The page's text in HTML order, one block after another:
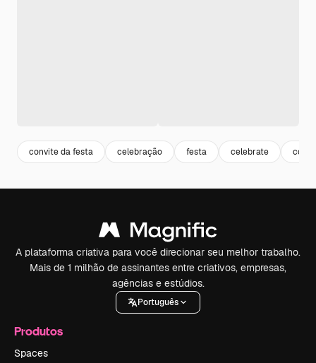
convite da festa celebração festa celebrate
A plataforma criativa para você direcionar seu melhor trabalho.
Mais de 1 milhão de assinantes entre criativos, empresas,
agências e estúdios.
Português
Produtos
Spaces